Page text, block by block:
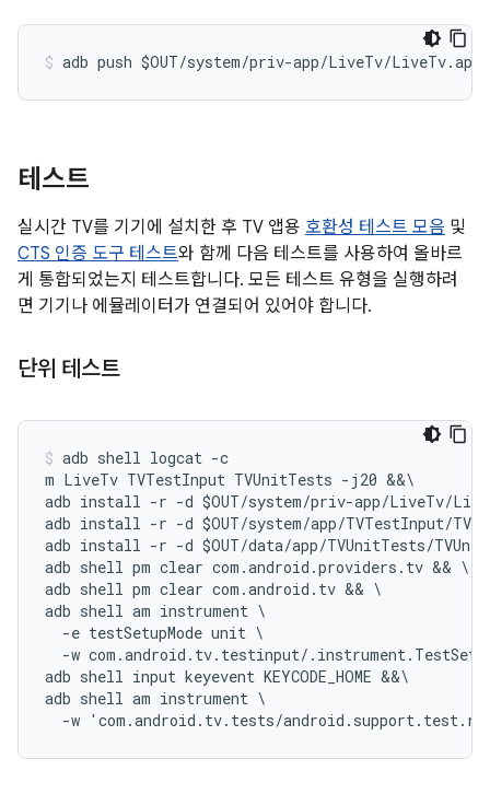
테스트
실시간 TV를 기기에 설치한 후 TV 앱용 호환성 테스트 모음 및
CTS 인증 도구 테스트와 함께 다음 테스트를 사용하여 올바르
게 통합되었는지 테스트합니다. 모든 테스트 유형을 실행하려
면 기기나 에뮬레이터가 연결되어 있어야 합니다.
단위 테스트
adb shell logcat -c
m LiveTv TVTestInput TVUnitTests -j20 &&\
adb install -r -d $OUT/system/priv-app/LiveTv/
adb install -r -d $OUT/system/app/TVTestInput/
adb install -r -d $OUT/data/app/TVUnitTests/
adb shell pm clear com.android.providers.tv && \
adb shell pm clear com.android.tv && \
adb shell am instrument \
  -e testSetupMode unit \
-w com.android.tv.testinput/
adb shell input keyevent KEYCODE_HOME &&\
adb shell am instrument \